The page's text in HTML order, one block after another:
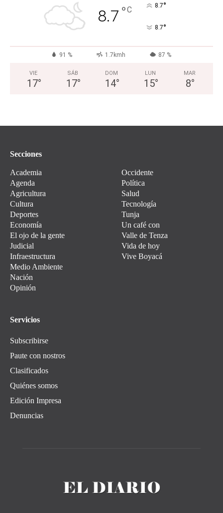
8.7 °C 8.7°
8.7°
91 % 1.7kmh 87 %
VIE
17°
SÁB
17°
DOM
14°
LUN
15°
MAR
8°
Secciones
Academia
Agenda
Agricultura
Cultura
Deportes
Economía
El ojo de la gente
Judicial
Infraestructura
Medio Ambiente
Nación
Opinión
Occidente
Política
Salud
Tecnología
Tunja
Un café con
Valle de Tenza
Vida de hoy
Vive Boyacá
Servicios
Subscribirse
Paute con nostros
Clasificados
Quiénes somos
Edición Impresa
Denuncias